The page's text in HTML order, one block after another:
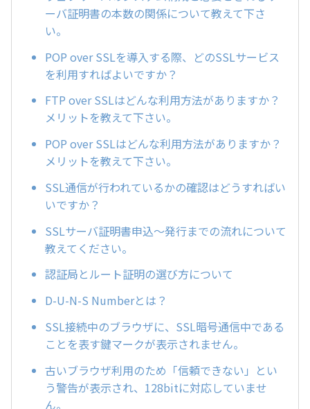
ーバ証明書の本数の関係について教えて下さ
い。
POP over SSLを導入する際、どのSSLサービス
を利用すればよいですか？
FTP over SSLはどんな利用方法がありますか？
メリットを教えて下さい。
POP over SSLはどんな利用方法がありますか？
メリットを教えて下さい。
SSL通信が行われているかの確認はどうすればい
いですか？
SSLサーバ証明書申込～発行までの流れについて
教えてください。
認証局とルート証明の選び方について
D-U-N-S Numberとは？
SSL接続中のブラウザに、SSL暗号通信中である
ことを表す鍵マークが表示されません。
古いブラウザ利用のため「信頼できない」とい
う警告が表示され、128bitに対応していませ
ん。